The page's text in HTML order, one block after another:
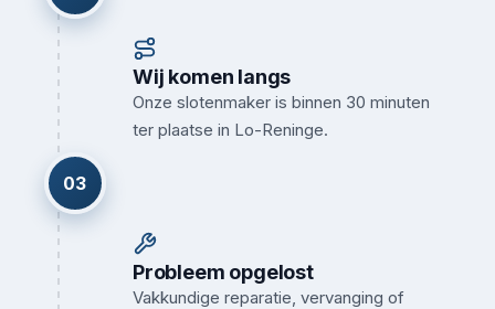
Wij komen langs
Onze slotenmaker is binnen 30 minuten
ter plaatse in Lo-Reninge.
03
Probleem opgelost
Vakkundige reparatie, vervanging of